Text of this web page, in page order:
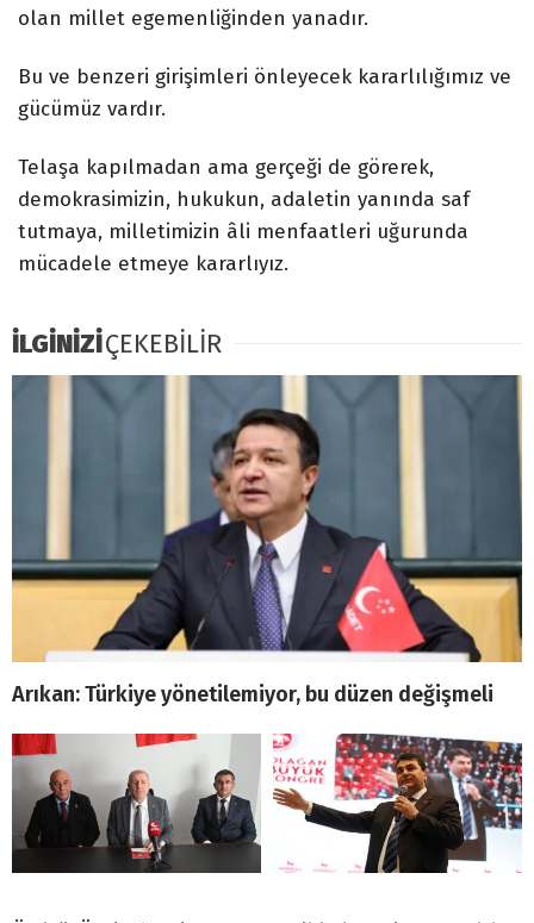
olan millet egemenliğinden yanadır.
Bu ve benzeri girişimleri önleyecek kararlılığımız ve
gücümüz vardır.
Telaşa kapılmadan ama gerçeği de görerek,
demokrasimizin, hukukun, adaletin yanında saf
tutmaya, milletimizin âli menfaatleri uğurunda
mücadele etmeye kararlıyız.
İLGİNİZİÇEKEBİLİR
Arıkan: Türkiye yönetilemiyor, bu düzen değişmeli